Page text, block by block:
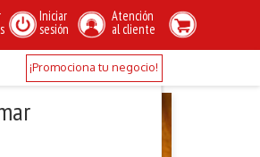
Iniciar
sesión
Atención
al cliente
¡Promociona tu negocio!